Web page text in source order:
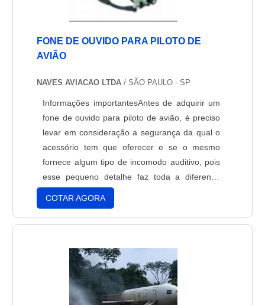
FONE DE OUVIDO PARA PILOTO DE
AVIÃO
NAVES AVIACAO LTDA / SÃO PAULO - SP
Informações importantesAntes de adquirir um
fone de ouvido para piloto de avião, é preciso
levar em consideração a segurança da qual o
acessório tem que oferecer e se o mesmo
fornece algum tipo de incomodo auditivo, pois
esse pequeno detalhe faz toda a diferença
durante a comunicação entre o piloto e a base
de comando.Critérios na escolhaMesmo que o
conforto seja um dos itens principais quando o
avião,....
COTAR AGORA